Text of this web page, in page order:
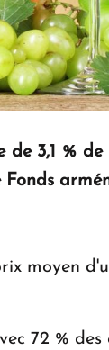
de 3,1 %
Fonds
moyen
72 %